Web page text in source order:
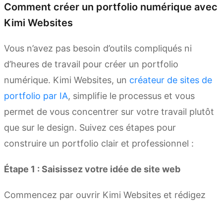
Comment créer un portfolio numérique avec
Kimi Websites
Vous n’avez pas besoin d’outils compliqués ni
d’heures de travail pour créer un portfolio
numérique. Kimi Websites, un créateur de sites de
portfolio par IA, simplifie le processus et vous
permet de vous concentrer sur votre travail plutôt
que sur le design. Suivez ces étapes pour
construire un portfolio clair et professionnel :
Étape 1 : Saisissez votre idée de site web
Commencez par ouvrir Kimi Websites et rédigez